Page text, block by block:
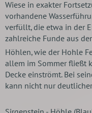
Wiese in exakter
vorhandene
verfüllt, die etwa in der
zahlreiche Funde aus
Höhlen, wie der Hohle
allem im Sommer fließt
Decke einströmt. Bei
kann nicht nur